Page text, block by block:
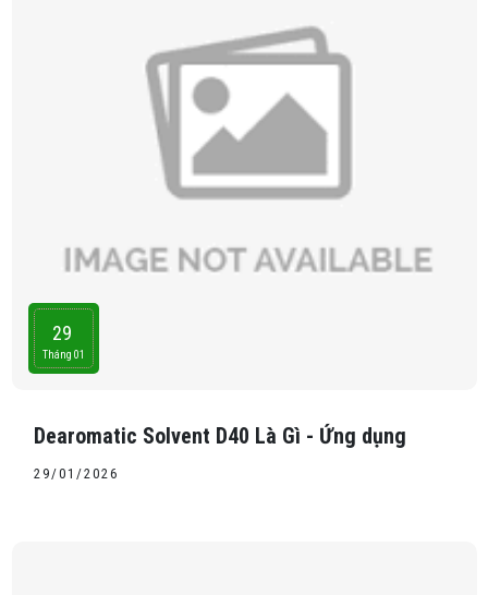
29
Tháng 01
Dearomatic Solvent D40 Là Gì - Ứng dụng
29/01/2026